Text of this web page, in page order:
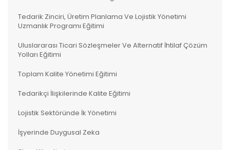
Tedarik Zinciri, Üretim Planlama Ve Lojistik Yönetimi
Uzmanlık Programı Eğitimi
Uluslararası Ticari Sözleşmeler Ve Alternatif İhtilaf Çözüm
Yolları Eğitimi
Toplam Kalite Yönetimi Eğitimi
Tedarikçi İlişkilerinde Kalite Eğitimi
Lojistik Sektöründe İk Yönetimi
İşyerinde Duygusal Zeka